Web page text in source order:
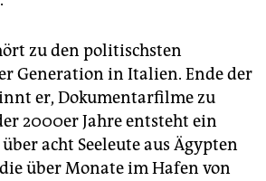
zu den politischsten
Generation in Italien. Ende der
er, Dokumentarfilme zu
2000er Jahre entsteht ein
acht Seeleute aus Ägypten
über Monate im Hafen von